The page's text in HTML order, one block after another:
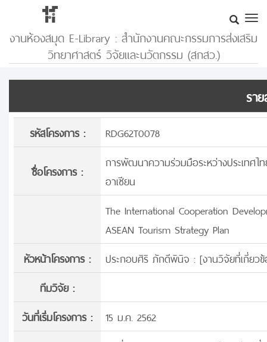
งานห้องสมุด E-Library : สำนักงานคณะกรรมการส่งเสริม
วิทยาศาสตร์ วิจัยและนวัตกรรม (สกสว.)
รา
รหัสโครงการ : RDG62T0078
ชื่อโครงการ :
การพัฒนาความร่วมมือระหว่างประเทศไท
อาเซียน
The International Cooperation
ASEAN Tourism Strategy Plan
หัวหน้าโครงการ :
ประกอบศิริ ภักดีพินิจ : [งานวิจัยที่เกี่ยว
ทีมวิจัย :
วันที่เริ่มโครงการ :
15 ม.ค. 2562